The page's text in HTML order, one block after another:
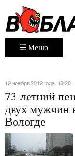
☰ Меню
19 ноября 2019 года. 13:20
73-летний
двух мужчин
Вологде